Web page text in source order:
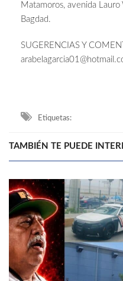
Matamoros, avenida Lauro
Bagdad.
SUGERENCIAS Y
Etiquetas:
TAMBIÉN TE PUEDE